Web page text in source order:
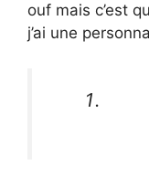
ouf mais c’est
j’ai une